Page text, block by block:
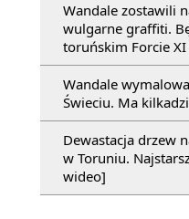
Wandale zostawili
wulgarne graffiti.
toruńskim Forcie XI
Wandale
Świeciu. Ma
Dewastacja drzew
w Toruniu.
wideo]